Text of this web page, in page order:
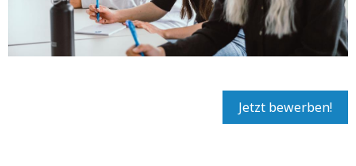
Jetzt bewerben!